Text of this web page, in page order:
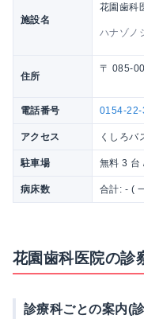
施設名
花園歯科
ハナゾノ
住所
〒 085-
電話番号 0154-22-
アクセス くしろバ
駐車場 無料 3 台
病床数 合計: - (
花園歯科医院の診
診療科ごとの案内(